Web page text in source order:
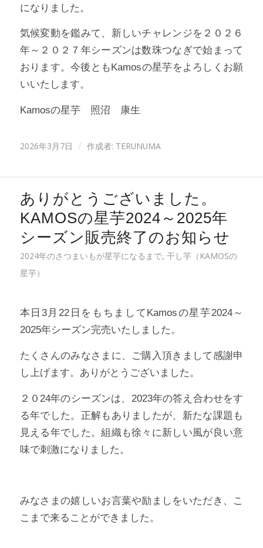
になりました。
気候変動を鑑みて、新しいチャレンジを２０２６
年～２０２７年シーズンは数珠つなぎで始まって
おります。今後ともKamosの星芋をよろしくお願
いいたします。
Kamosの星芋 照沼 康生
2026年3月7日 / 作成者: TERUNUMA
ありがとうございました。
KAMOSの星芋2024～2025年
シーズン販売終了のお知らせ
2024年のさつまいもが星芋になるまで, 干し芋（KAMOSの
星芋）
本日3月22日をもちましてKamosの星芋2024～
2025年シーズン完売いたしました。
たくさんのみなさまに、ご購入頂きまして感謝申
し上げます。ありがとうございました。
２０24年のシーズンは、2023年の答え合わせをす
る年でした。正解もありましたが、新たな課題も
見える年でした。組織も徐々に新しい風が良い意
味で刺激になりました。
みなさまの嬉しいお言葉や励ましをいただき、こ
こまで来ることができました。